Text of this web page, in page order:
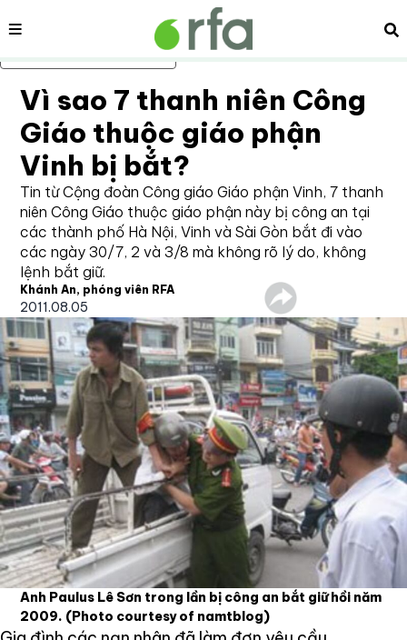
Bỏ qua nội dung chính
Nội dung
Vì sao 7 thanh niên Công
Giáo thuộc giáo phận
Vinh bị bắt?
Tin từ Cộng đoàn Công giáo Giáo phận Vinh, 7 thanh
niên Công Giáo thuộc giáo phận này bị công an tại
các thành phố Hà Nội, Vinh và Sài Gòn bắt đi vào
các ngày 30/7, 2 và 3/8 mà không rõ lý do, không
lệnh bắt giữ.
Khánh An, phóng viên RFA
2011.08.05
Anh Paulus Lê Sơn trong lần bị công an bắt giữ hồi năm
2009. (Photo courtesy of namtblog)